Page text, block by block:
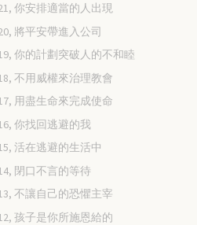
你安排適當的人出現
將平安帶進入公司
你的計劃突破人的不和睦
不用威權來治理教會
用盡生命來完成使命
你找回逃避的我
活在逃避的生活中
閉口不言的等待
不讓自己的恐懼主宰
孩子是你所施恩給的